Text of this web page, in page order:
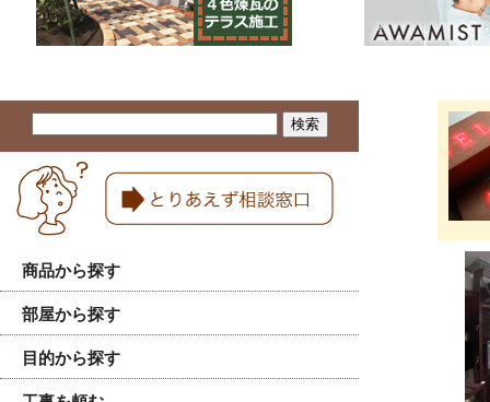
商品から探す
部屋から探す
目的から探す